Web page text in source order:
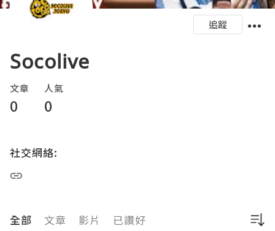
追蹤
Socolive
文章
0
人氣
0
社交網絡:
全部 文章 影片 已讚好